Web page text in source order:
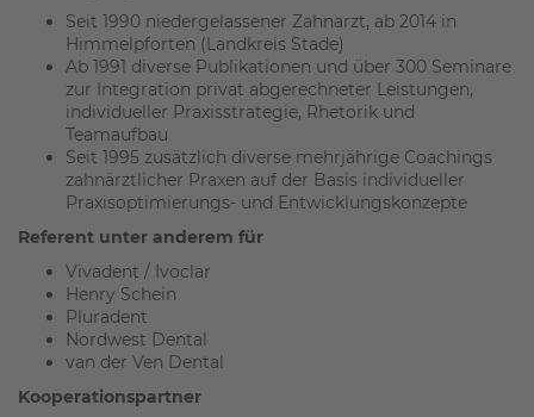
Seit 1990 niedergelassener Zahnarzt, ab 2014 in
Himmelpforten (Landkreis Stade)
Ab 1991 diverse Publikationen und über 300 Seminare
zur Integration privat abgerechneter Leistungen,
individueller Praxisstrategie, Rhetorik und
Teamaufbau
Seit 1995 zusätzlich diverse mehrjährige Coachings
zahnärztlicher Praxen auf der Basis individueller
Praxisoptimierungs- und Entwicklungskonzepte
Referent unter anderem für
Vivadent / Ivoclar
Henry Schein
Pluradent
Nordwest Dental
van der Ven Dental
Kooperationspartner